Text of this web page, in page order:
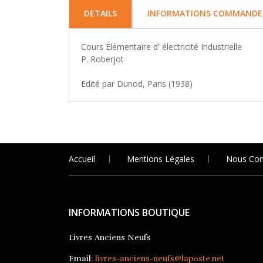
DETAILS INFORMATIONS
Cours Élémentaire d' électricité Industrielle
P. Roberjot
Edité par Dunod, Paris (1938)
Accueil Mentions Légales Nous
INFORMATIONS BOUTIQUE
Livres Anciens Neufs
Email: livres-anciens-neufs@laposte.net